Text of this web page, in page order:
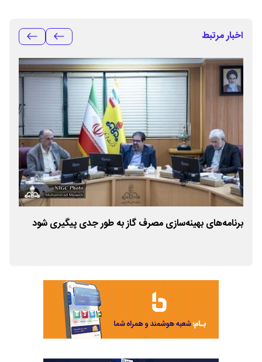
اخبار مرتبط
برنامه‌های بهینه‌سازی مصرف گاز به طور جدی پیگیری شود